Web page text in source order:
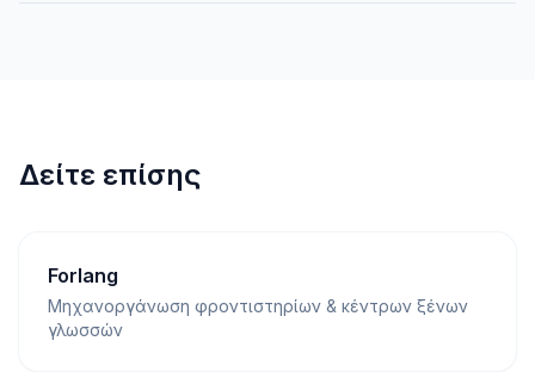
Δείτε επίσης
Forlang
Μηχανοργάνωση φροντιστηρίων & κέντρων ξένων
γλωσσών